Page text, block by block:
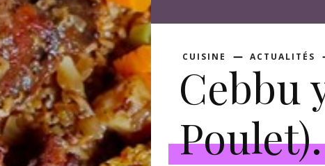
CUISINE ACTUALITÉS
Cebbu
Poulet).